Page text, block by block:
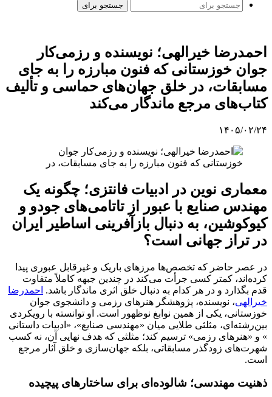
جستجو برای
احمدرضا خیرالهی؛ نویسنده و رزمی‌کار
جوان خوزستانی که فنون مبارزه را به جای
مسابقات، در خلق جهان‌های حماسی و تألیف
کتاب‌های مرجع ماندگار می‌کند
۱۴۰۵/۰۲/۲۴
معماری نوین در ادبیات فانتزی؛ چگونه یک
مهندس صنایع با عبور از تاتامی‌های جودو و
کیوکوشین، به دنبال بازآفرینی اساطیر ایران
در تراز جهانی است؟
در عصر حاضر که تخصص‌ها مرزهای باریک و غیرقابل عبوری پیدا
کرده‌اند، کمتر کسی جرأت می‌کند در چندین جبهه کاملاً متفاوت
قدم بگذارد و در هر کدام به دنبال خلق اثری ماندگار باشد. احمدرضا
خیرالهی، نویسنده، پژوهشگر هنرهای رزمی و دانشجوی جوان
خوزستانی، یکی از همین نوابغ نوظهور است. او توانسته با رویکردی
بین‌رشته‌ای، مثلثی طلایی میان «مهندسی صنایع»، «ادبیات داستانی
» و «هنرهای رزمی» ترسیم کند؛ مثلثی که هدف نهایی آن، نه کسب
شهرت‌های زودگذر مسابقاتی، بلکه جهان‌سازی و خلق آثار مرجع
است.
ذهنیت مهندسی؛ شالوده‌ای برای ساختارهای پیچیده